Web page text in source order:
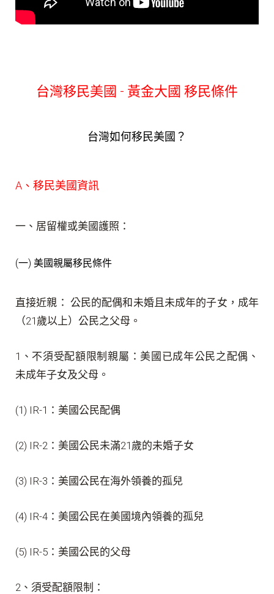
台灣移民美國 - 黃金大國 移民條件
台灣如何移民美國？
A、移民美國資訊
一、居留權或美國護照：
(一) 美國親屬移民條件
直接近親： 公民的配偶和未婚且未成年的子女，成年
（21歲以上）公民之父母。
1、不須受配額限制親屬：美國已成年公民之配偶、
未成年子女及父母。
(1) IR-1：美國公民配偶
(2) IR-2：美國公民未滿21歲的未婚子女
(3) IR-3：美國公民在海外領養的孤兒
(4) IR-4：美國公民在美國境內領養的孤兒
(5) IR-5：美國公民的父母
2、須受配額限制：